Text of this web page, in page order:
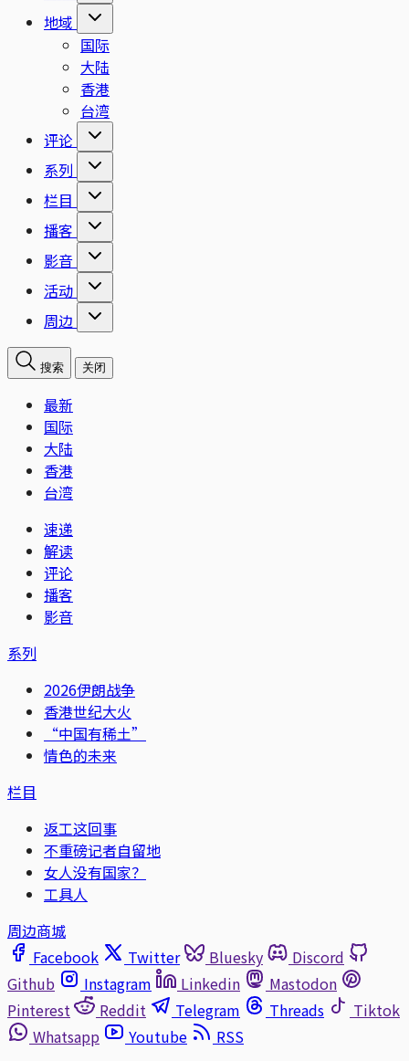
地域
国际
大陆
香港
台湾
评论
系列
栏目
播客
影音
活动
周边
搜索 关闭
最新
国际
大陆
香港
台湾
速递
解读
评论
播客
影音
系列
2026伊朗战争
香港世纪大火
“中国有稀土”
情色的未来
栏目
返工这回事
不重磅记者自留地
女人没有国家？
工具人
周边商城
Facebook
Twitter Bluesky
Discord
Github
Instagram Linkedin
Mastodon
Pinterest
Reddit Telegram Threads
Tiktok
Whatsapp
Youtube
RSS